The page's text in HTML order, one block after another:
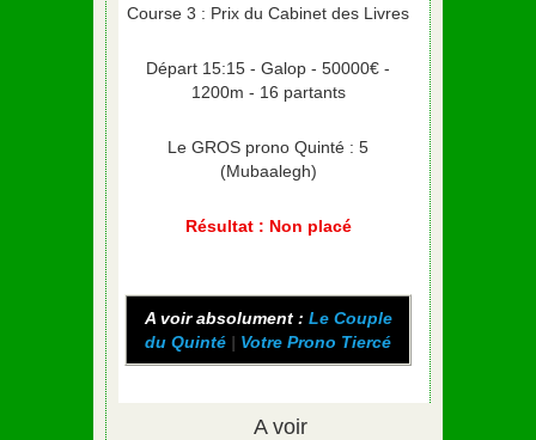
Course 3 : Prix du Cabinet des Livres
Départ 15:15 - Galop - 50000€ -
1200m - 16 partants
Le GROS prono Quinté : 5
(Mubaalegh)
Résultat : Non placé
A voir absolument : Le Couple
du Quinté | Votre Prono Tiercé
A voir